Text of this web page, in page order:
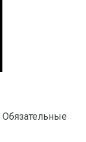
Обязательные